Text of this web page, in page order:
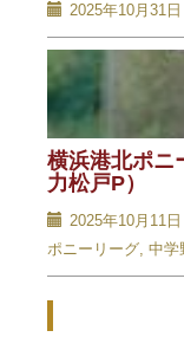
2025年10月31日
横浜港北ポニ
力松戸P）
2025年10月11日
ポニーリーグ, 中学